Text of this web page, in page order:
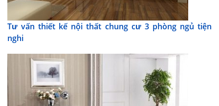
Tư vấn thiết kế nội thất chung cư 3 phòng ngủ tiện
nghi